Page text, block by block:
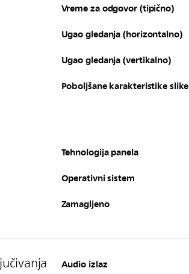
Vreme za odgovor (tipično)
Ugao gledanja (horizontalno)
Ugao gledanja (vertikalno)
Poboljšane karakteristike slike
Tehnologija panela
Operativni sistem
Zamagljeno
Audio izlaz